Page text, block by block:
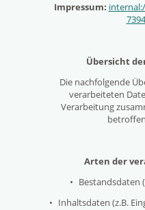
Impressum:
Übersicht
Die nachfolgende
verarbeiteten
Verarbeitung
Arten der
• Bestandsdaten
• Inhaltsdaten (z.B.